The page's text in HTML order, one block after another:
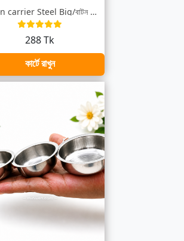
Button carrier Steel Big/বাটন টিফিনবক্স
288 Tk
কার্টে রাখুন